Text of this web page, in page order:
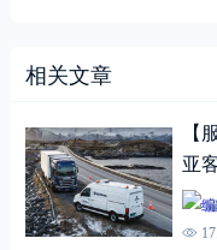
相关文章
【
亚